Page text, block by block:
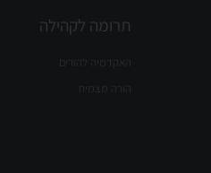
תרומה לקהילה
האקדמיה להורים
הורה מצמיח